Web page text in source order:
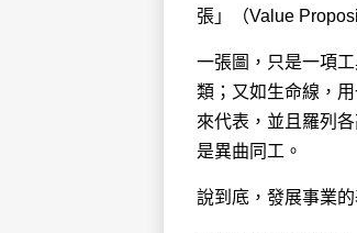
張」（Value
一張圖，只是一項
類；又如生命線，
來代表，並且羅列
是異曲同工。
說到底，發展事業